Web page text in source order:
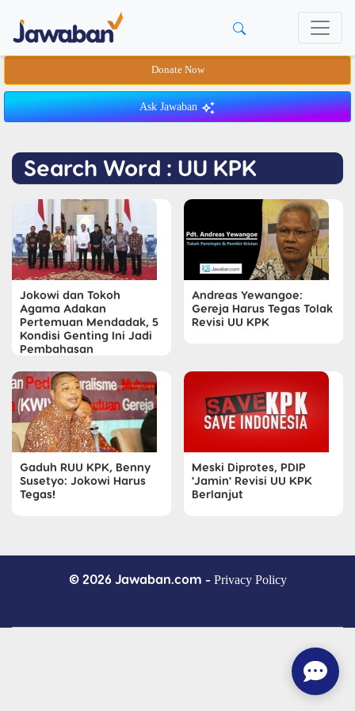
Donate Now
Ask Jawaban
Search Word : UU KPK
Jokowi dan Tokoh
Agama Adakan
Pertemuan Mendadak, 5
Kondisi Genting Ini Jadi
Pembahasan
Andreas Yewangoe:
Gereja Harus Tegas Tolak
Revisi UU KPK
Gaduh RUU KPK, Benny
Susetyo: Jokowi Harus
Tegas!
Meski Diprotes, PDIP
'Jamin' Revisi UU KPK
Berlanjut
© 2026 Jawaban.com - Privacy Policy